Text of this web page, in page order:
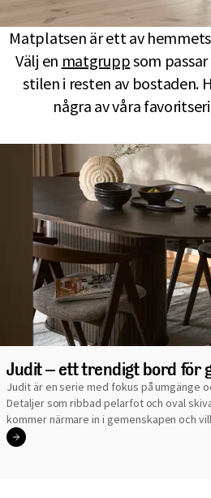
Matplatsen är ett av
Välj en matgruppsom
stilen i resten av bostaden.
några av våra
Judit – ett trendigt bord för
Judit är en serie med fokus på umgänge
Detaljer som ribbad pelarfot och oval
kommer närmare in i gemenskapen och
länge.